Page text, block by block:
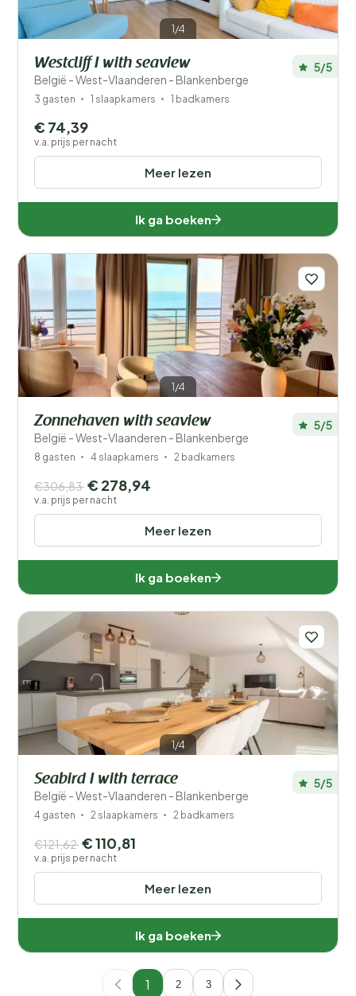
1/4
Westcliff I with seaview
België - West-Vlaanderen - Blankenberge
5/5
3 gasten 1 slaapkamers 1 badkamers
Meer lezen
€ 74,39
v.a. prijs per nacht
Ik ga boeken
1/4
Zonnehaven with seaview
België - West-Vlaanderen - Blankenberge
5/5
8 gasten 4 slaapkamers 2 badkamers
Meer lezen
€306,83 € 278,94
v.a. prijs per nacht
Ik ga boeken
1/4
Seabird I with terrace
België - West-Vlaanderen - Blankenberge
5/5
4 gasten 2 slaapkamers 2 badkamers
Meer lezen
€121,62 € 110,81
v.a. prijs per nacht
Ik ga boeken
1 2 3